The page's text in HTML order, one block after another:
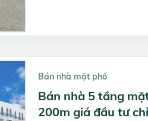
Bán nhà mặt phố
Bán nhà 5 tầng
200m giá đầu tư